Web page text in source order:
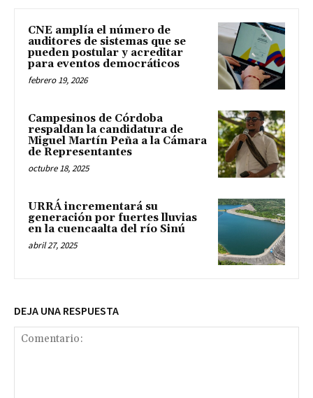
CNE amplía el número de
auditores de sistemas que se
pueden postular y acreditar
para eventos democráticos
febrero 19, 2026
Campesinos de Córdoba
respaldan la candidatura de
Miguel Martín Peña a la Cámara
de Representantes
octubre 18, 2025
URRÁ incrementará su
generación por fuertes lluvias
en la cuencaalta del río Sinú
abril 27, 2025
DEJA UNA RESPUESTA